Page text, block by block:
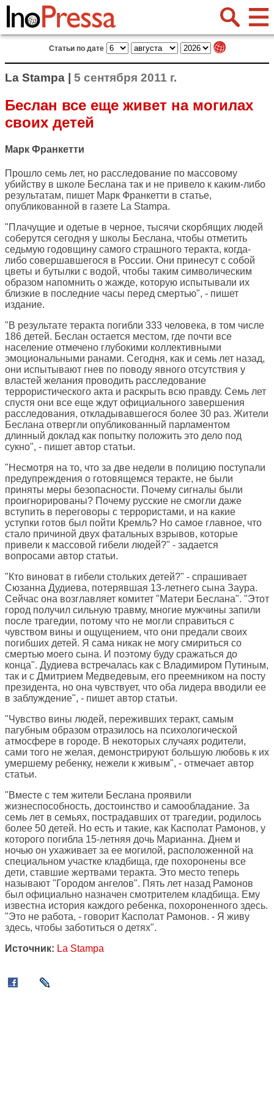
Статьи по дате
La Stampa | 5 сентября 2011 г.
Беслан все еще живет на могилах
своих детей
Марк Франкетти
Прошло семь лет, но расследование по массовому
убийству в школе Беслана так и не привело к каким-либо
результатам, пишет Марк Франкетти в статье,
опубликованной в газете La Stampa.
"Плачущие и одетые в черное, тысячи скорбящих людей
соберутся сегодня у школы Беслана, чтобы отметить
седьмую годовщину самого страшного теракта, когда-
либо совершавшегося в России. Они принесут с собой
цветы и бутылки с водой, чтобы таким символическим
образом напомнить о жажде, которую испытывали их
близкие в последние часы перед смертью", - пишет
издание.
"В результате теракта погибли 333 человека, в том числе
186 детей. Беслан остается местом, где почти все
население отмечено глубокими коллективными
эмоциональными ранами. Сегодня, как и семь лет назад,
они испытывают гнев по поводу явного отсутствия у
властей желания проводить расследование
террористического акта и раскрыть всю правду. Семь лет
спустя они все еще ждут официального завершения
расследования, откладывавшегося более 30 раз. Жители
Беслана отвергли опубликованный парламентом
длинный доклад как попытку положить это дело под
сукно", - пишет автор статьи.
"Несмотря на то, что за две недели в полицию поступали
предупреждения о готовящемся теракте, не были
приняты меры безопасности. Почему сигналы были
проигнорированы? Почему русские не смогли даже
вступить в переговоры с террористами, и на какие
уступки готов был пойти Кремль? Но самое главное, что
стало причиной двух фатальных взрывов, которые
привели к массовой гибели людей?" - задается
вопросами автор статьи.
"Кто виноват в гибели стольких детей?" - спрашивает
Сюзанна Дудиева, потерявшая 13-летнего сына Заура.
Сейчас она возглавляет комитет "Матери Беслана". "Этот
город получил сильную травму, многие мужчины запили
после трагедии, потому что не могли справиться с
чувством вины и ощущением, что они предали своих
погибших детей. Я сама никак не могу смириться со
смертью моего сына. И поэтому буду сражаться до
конца". Дудиева встречалась как с Владимиром Путиным,
так и с Дмитрием Медведевым, его преемником на посту
президента, но она чувствует, что оба лидера вводили ее
в заблуждение", - пишет автор статьи.
"Чувство вины людей, переживших теракт, самым
пагубным образом отразилось на психологической
атмосфере в городе. В некоторых случаях родители,
сами того не желая, демонстрируют большую любовь к их
умершему ребенку, нежели к живым", - отмечает автор
статьи.
"Вместе с тем жители Беслана проявили
жизнеспособность, достоинство и самообладание. За
семь лет в семьях, пострадавших от трагедии, родилось
более 50 детей. Но есть и такие, как Касполат Рамонов, у
которого погибла 15-летняя дочь Марианна. Днем и
ночью он ухаживает за ее могилой, расположенной на
специальном участке кладбища, где похоронены все
дети, ставшие жертвами теракта. Это место теперь
называют "Городом ангелов". Пять лет назад Рамонов
был официально назначен смотрителем кладбища. Ему
известна история каждого ребенка, похороненного здесь.
"Это не работа, - говорит Касполат Рамонов. - Я живу
здесь, чтобы заботиться о детях".
Источник: La Stampa